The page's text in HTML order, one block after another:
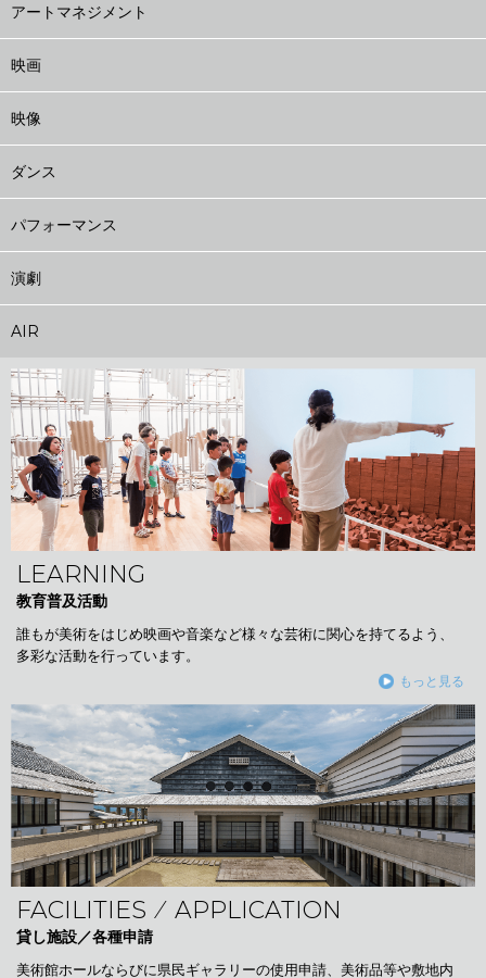
アートマネジメント
映画
映像
ダンス
パフォーマンス
演劇
AIR
LEARNING
教育普及活動
誰もが美術をはじめ映画や音楽など様々な芸術に関心を持てるよう、
多彩な活動を行っています。
もっと見る
FACILITIES ⁄ APPLICATION
貸し施設／各種申請
美術館ホールならびに県民ギャラリーの使用申請、美術品等や敷地内